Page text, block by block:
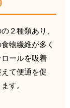
２種類あり、
物繊維が多く
ールを吸着
て便通を促
す。